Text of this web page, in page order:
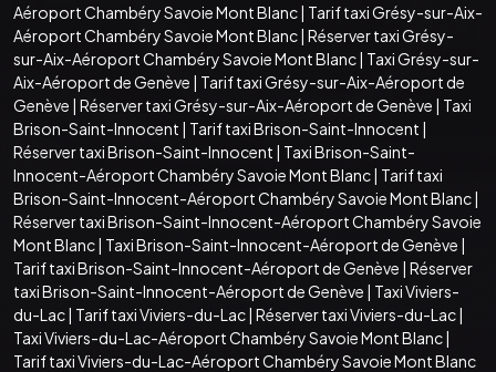
Aéroport Chambéry Savoie Mont Blanc| Tarif taxi Grésy-sur-Aix-
Aéroport Chambéry Savoie Mont Blanc| Réserver taxi Grésy-
sur-Aix-Aéroport Chambéry Savoie Mont Blanc| Taxi Grésy-sur-
Aix-Aéroport de Genève | Tarif taxi Grésy-sur-Aix-Aéroport de
Genève | Réserver taxi Grésy-sur-Aix-Aéroport de Genève | Taxi
Brison-Saint-Innocent | Tarif taxi Brison-Saint-Innocent |
Réserver taxi Brison-Saint-Innocent | Taxi Brison-Saint-
Innocent-Aéroport Chambéry Savoie Mont Blanc| Tarif taxi
Brison-Saint-Innocent-Aéroport Chambéry Savoie Mont Blanc|
Réserver taxi Brison-Saint-Innocent-Aéroport Chambéry Savoie
Mont Blanc| Taxi Brison-Saint-Innocent-Aéroport de Genève |
Tarif taxi Brison-Saint-Innocent-Aéroport de Genève | Réserver
taxi Brison-Saint-Innocent-Aéroport de Genève | Taxi Viviers-
du-Lac| Tarif taxi Viviers-du-Lac| Réserver taxi Viviers-du-Lac|
Taxi Viviers-du-Lac-Aéroport Chambéry Savoie Mont Blanc|
Tarif taxi Viviers-du-Lac-Aéroport Chambéry Savoie Mont Blanc